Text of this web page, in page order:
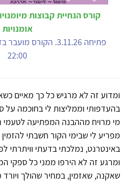
קורס הנחיית קבוצות
אומנויות
22:00
ומדוע זה לא מרגיש כל כך מאיים
בהעדפותי וממליצות לי בחוכמה על
מי מרויח מההבנה המפתיעה לטעמי
מפריע לי שבימי הקור חשבתי להזמין
באינטרנט, נמלכתי בדעתי וויתרתי
ומרגע זה לא הירפו ממני כל ספקי
שאקנה, שאזמין, במחיר שהולך